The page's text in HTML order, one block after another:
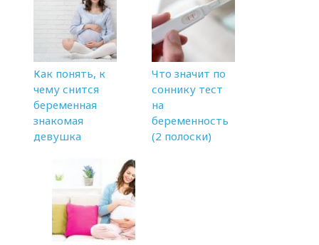
Как понять, к
чему снится
беременная
знакомая
девушка
Что значит по
соннику тест
на
беременность
(2 полоски)